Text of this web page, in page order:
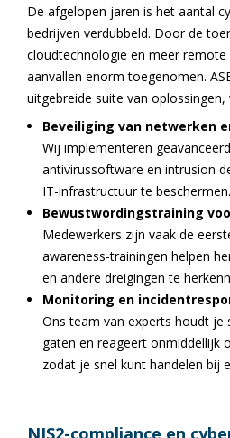
De afgelopen jaren is het aantal
bedrijven verdubbeld. Door de
cloudtechnologie en meer remote
aanvallen enorm toegenomen.
uitgebreide suite van oplossingen,
Beveiliging van netwerken
Wij implementeren
antivirussoftware en intrusion
IT-infrastructuur te beschermen.
Bewustwordingstraining
Medewerkers zijn vaak de
awareness-trainingen helpen
en andere dreigingen te
Monitoring en
Ons team van experts houdt je
gaten en reageert onmiddellijk
zodat je snel kunt handelen bij
NIS2-compliance en